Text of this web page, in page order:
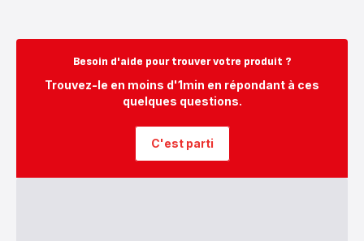
Besoin d'aide pour trouver votre produit ?
Trouvez-le en moins d'1min en répondant à ces
quelques questions.
C'est parti